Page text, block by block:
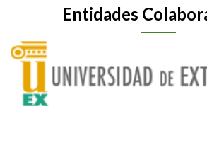
Entidades